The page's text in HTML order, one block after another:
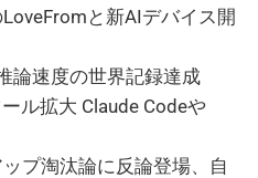
と新AIデバイス開
論速度の世界記録達成
ル拡大 Claude Codeや
ップ淘汰論に反論登場、自